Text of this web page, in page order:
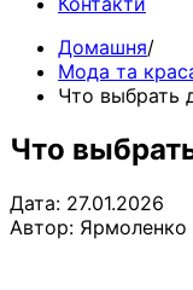
Домашня
Мода та
Что выбрать
Что
Дата: 27.01.2026
Автор: Ярмоленко